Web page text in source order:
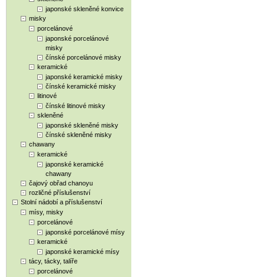
japonské skleněné konvice
misky
porcelánové
japonské porcelánové
misky
čínské porcelánové misky
keramické
japonské keramické misky
čínské keramické misky
litinové
čínské litinové misky
skleněné
japonské skleněné misky
čínské skleněné misky
chawany
keramické
japonské keramické
chawany
čajový obřad chanoyu
rozličné příslušenství
Stolní nádobí a příslušenství
mísy, misky
porcelánové
japonské porcelánové mísy
keramické
japonské keramické mísy
tácy, tácky, talíře
porcelánové